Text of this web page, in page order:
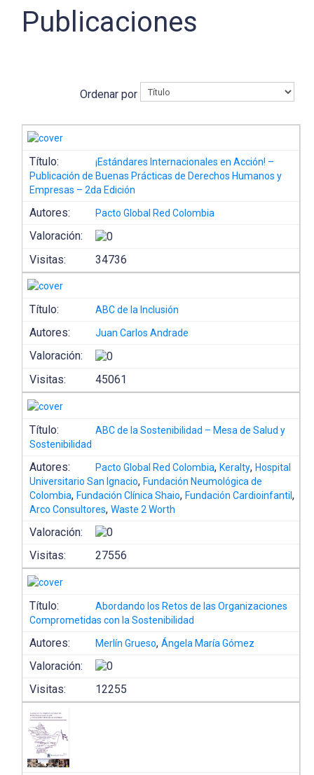
Publicaciones
Ordenar por
Título:
¡Estándares Internacionales en Acción! –
Publicación de Buenas Prácticas de Derechos Humanos y
Empresas – 2da Edición
Autores: Pacto Global Red Colombia
Valoración:
Visitas:
34736
Título: ABC de la Inclusión
Autores: Juan Carlos Andrade
Valoración:
Visitas:
45061
Título:
ABC de la Sostenibilidad – Mesa de Salud y
Sostenibilidad
Autores: Pacto Global Red Colombia,Keralty,Hospital
Universitario San Ignacio,Fundación Neumológica de
Colombia,Fundación Clínica Shaio,Fundación Cardioinfantil,
Arco Consultores,Waste 2 Worth
Valoración:
Visitas:
27556
Título:
Abordando los Retos de las Organizaciones
Comprometidas con la Sostenibilidad
Autores: Merlín Grueso,Ángela María Gómez
Valoración:
Visitas:
12255